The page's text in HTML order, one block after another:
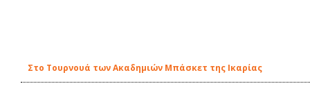
Στο Τουρνουά των Ακαδημιών Μπάσκετ της Ικαρίας